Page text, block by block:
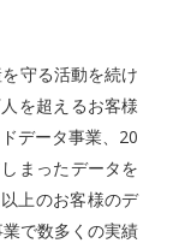
守る活動を続け
を超えるお客様
データ事業、20
まったデータを
上のお客様のデ
で数多くの実績